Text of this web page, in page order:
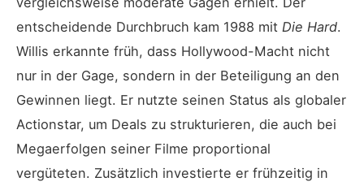
entscheidende Durchbruch kam 1988 mit Die Hard.
Willis erkannte früh, dass Hollywood-Macht nicht
nur in der Gage, sondern in der Beteiligung an den
Gewinnen liegt. Er nutzte seinen Status als globaler
Actionstar, um Deals zu strukturieren, die auch bei
Megaerfolgen seiner Filme proportional
vergüteten. Zusätzlich investierte er frühzeitig in